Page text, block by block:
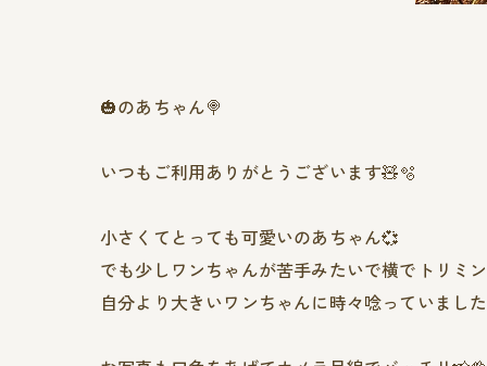
🎃のあちゃん🍭
いつもご利用ありがとうございます🧸🫧
小さくてとっても可愛いのあちゃん‪💞‬
でも少しワンちゃんが苦手みたいで横でトリミ
自分より大きいワンちゃんに時々唸っていまし